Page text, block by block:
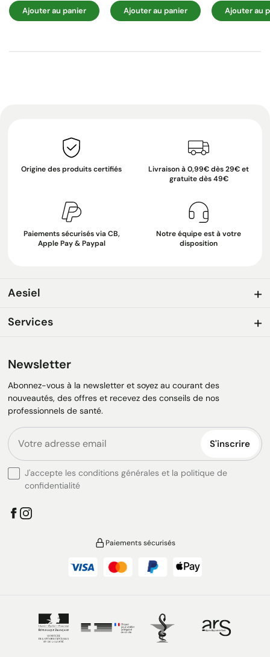
Ajouter au panier Ajouter au panier Ajouter au
Origine des produits certifiés
Livraison à 0,99€ dès 29€ et
gratuite dès 49€
Paiements sécurisés via CB,
Apple Pay & Paypal
Notre équipe est à votre
disposition
Aesiel
Services
Newsletter
Abonnez-vous à la newsletter et soyez au courant des
nouveautés, des offres et recevez des conseils de nos
professionnels de santé.
S'inscrire
J'accepte les conditions générales et la politique de
confidentialité
Paiements sécurisés